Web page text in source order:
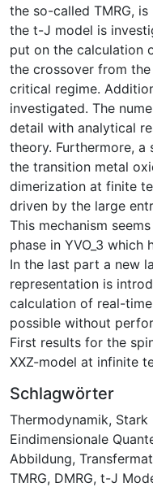
the so-called TMRG,
the t-J model is
put on the calculation
the crossover from
critical regime.
investigated. The
detail with analytical
theory. Furthermore,
the transition metal
dimerization at finite
driven by the large
This mechanism
phase in YVO_3
In the last part a new
representation is
calculation of real-
possible without
First results for the
XXZ-model at infinite
Schlagwörter
Thermodynamik, Stark
Eindimensionale
Abbildung,
TMRG, DMRG, t-J